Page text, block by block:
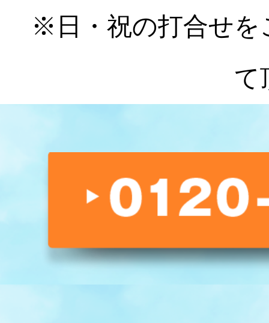
※日・祝の打合せを
て